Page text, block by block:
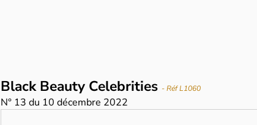
Black Beauty Celebrities - Réf L1060
N° 13 du 10 décembre 2022